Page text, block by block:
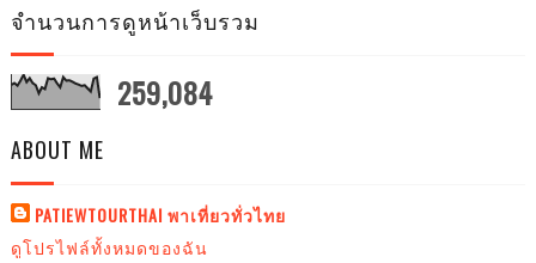
จำนวนการดูหน้าเว็บรวม
259,084
ABOUT ME
PATIEWTOURTHAI พาเที่ยวทั่วไทย
ดูโปรไฟล์ทั้งหมดของฉัน